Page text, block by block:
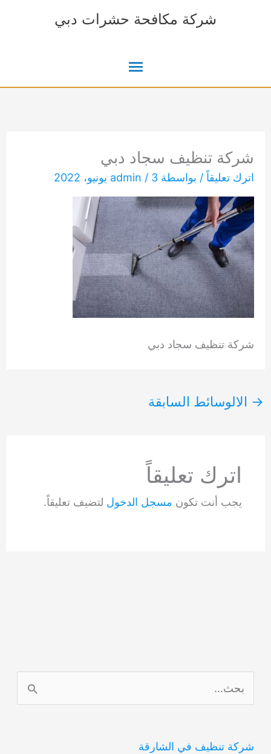
شركة مكافحة حشرات دبي
القائمة
شركة تنظيف سجاد دبي
اترك تعليقاً / بواسطة admin / 3 يونيو، 2022
شركة تنظيف سجاد دبي
→ الالوسائط السابقة
اترك تعليقاً
يجب أنت تكون مسجل الدخول لتضيف تعليقاً.
ل
ح
شركة تنظيف في الشارقة